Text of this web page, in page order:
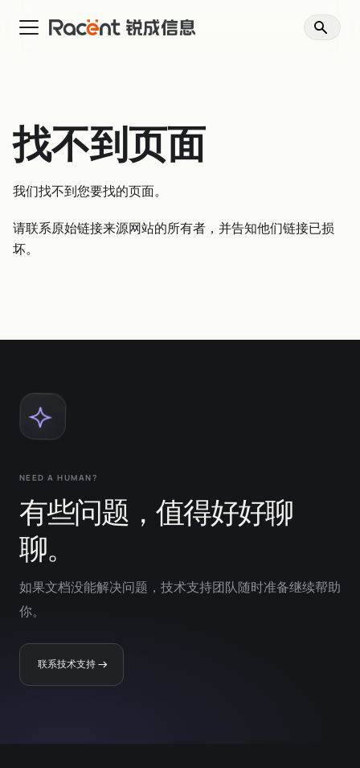
找不到页面
我们找不到您要找的页面。
请联系原始链接来源网站的所有者，并告知他们链接已损
坏。
NEED A HUMAN?
有些问题，值得好好聊
聊。
如果文档没能解决问题，技术支持团队随时准备继续帮助
你。
联系技术支持